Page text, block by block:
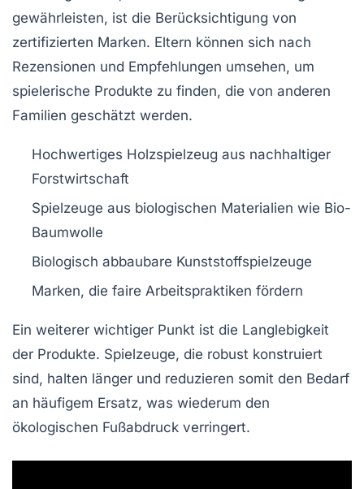
gewährleisten, ist die Berücksichtigung von
zertifizierten Marken. Eltern können sich nach
Rezensionen und Empfehlungen umsehen, um
spielerische Produkte zu finden, die von anderen
Familien geschätzt werden.
Hochwertiges Holzspielzeug aus nachhaltiger
Forstwirtschaft
Spielzeuge aus biologischen Materialien wie Bio-
Baumwolle
Biologisch abbaubare Kunststoffspielzeuge
Marken, die faire Arbeitspraktiken fördern
Ein weiterer wichtiger Punkt ist die Langlebigkeit
der Produkte. Spielzeuge, die robust konstruiert
sind, halten länger und reduzieren somit den Bedarf
an häufigem Ersatz, was wiederum den
ökologischen Fußabdruck verringert.